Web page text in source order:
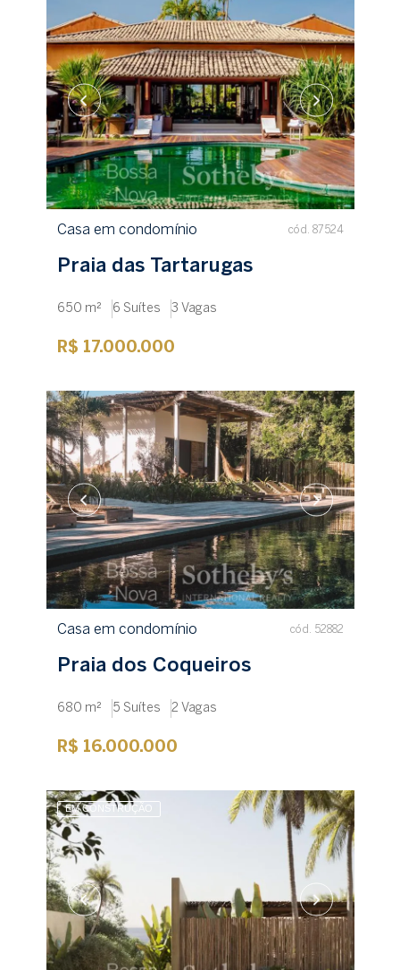
Nome completo
E-mail
Celular (WhatsApp)
+1
Desejo utilizar financiamento
Receber contato
Casa em condomínio cód. 87524
Praia das Tartarugas
650 m² 6 Suítes 3 Vagas
R$ 17.000.000
Casa em condomínio cód. 52882
Praia dos Coqueiros
680 m² 5 Suítes 2 Vagas
R$ 16.000.000
EM CONSTRUÇÃO